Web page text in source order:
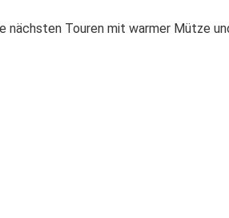
nächsten Touren mit warmer Mütze